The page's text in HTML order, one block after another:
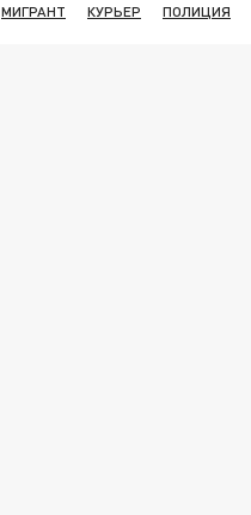
МИГРАНТ КУРЬЕР ПОЛИЦИЯ